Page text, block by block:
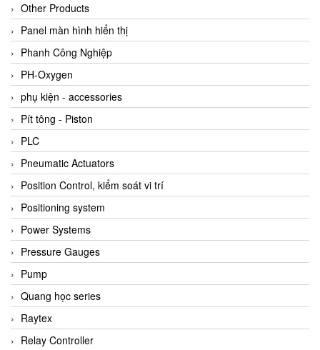
Other Products
Panel màn hình hiển thị
Phanh Công Nghiệp
PH-Oxygen
phụ kiện - accessories
Pít tông - Piston
PLC
Pneumatic Actuators
Position Control, kiểm soát vi trí
Positioning system
Power Systems
Pressure Gauges
Pump
Quang học series
Raytex
Relay Controller